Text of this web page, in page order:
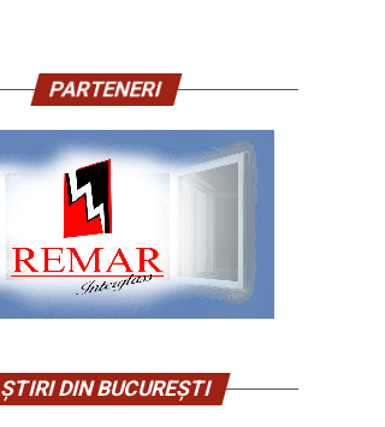
PARTENERI
ȘTIRI DIN BUCUREȘTI